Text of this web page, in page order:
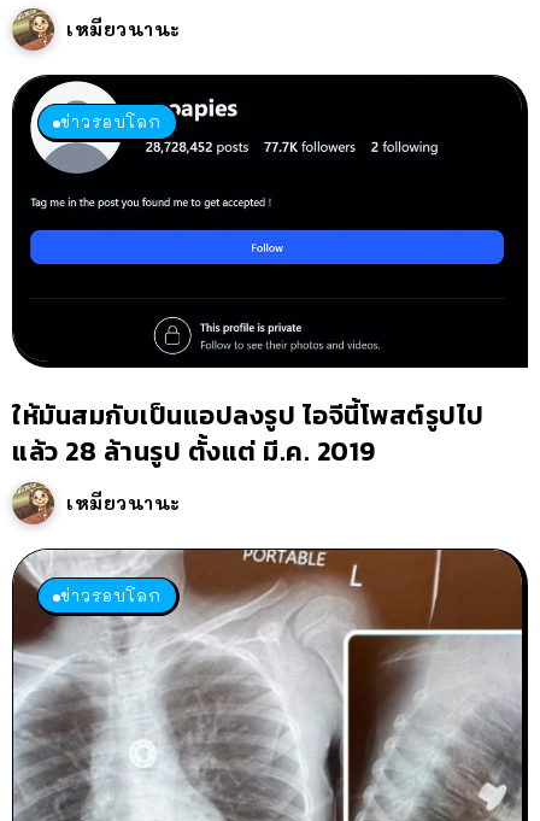
เหมียวนานะ
ข่าวรอบโลก
ให้มันสมกับเป็นแอปลงรูป ไอจีนี้โพสต์รูปไป
แล้ว 28 ล้านรูป ตั้งแต่ มี.ค. 2019
เหมียวนานะ
ข่าวรอบโลก